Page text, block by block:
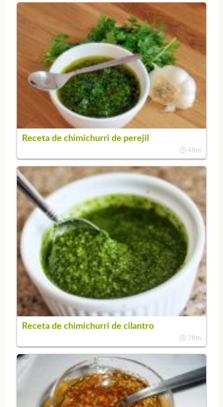
Receta de chimichurri de perejil
48m
Receta de chimichurri de cilantro
78m